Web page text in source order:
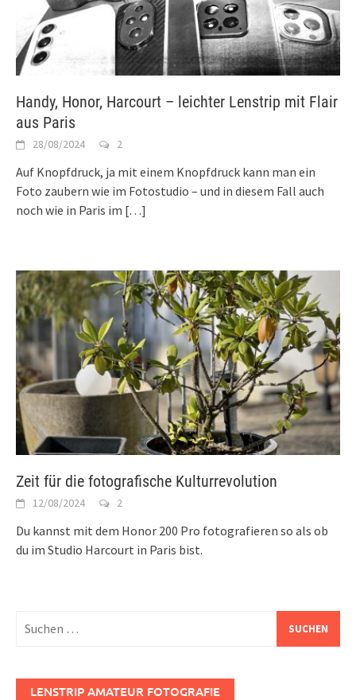
Handy, Honor, Harcourt – leichter Lenstrip mit Flair
aus Paris
28/08/2024 2
Auf Knopfdruck, ja mit einem Knopfdruck kann man ein
Foto zaubern wie im Fotostudio – und in diesem Fall auch
noch wie in Paris im […]
Zeit für die fotografische Kulturrevolution
12/08/2024 2
Du kannst mit dem Honor 200 Pro fotografieren so als ob
du im Studio Harcourt in Paris bist.
nach:
LENSTRIP AMATEUR FOTOGRAFIE